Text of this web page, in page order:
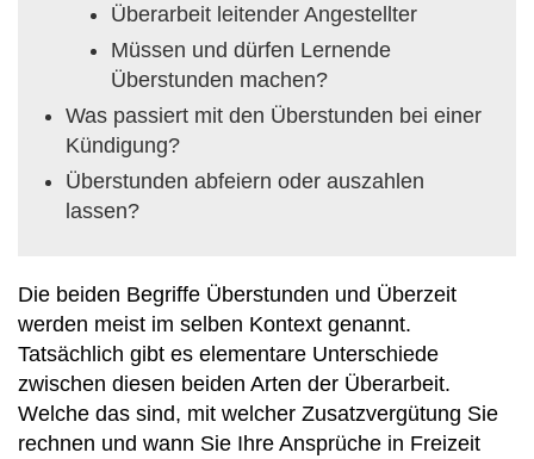
Überarbeit leitender Angestellter
Müssen und dürfen Lernende
Überstunden machen?
Was passiert mit den Überstunden bei einer
Kündigung?
Überstunden abfeiern oder auszahlen
lassen?
Die beiden Begriffe Überstunden und Überzeit
werden meist im selben Kontext genannt.
Tatsächlich gibt es elementare Unterschiede
zwischen diesen beiden Arten der Überarbeit.
Welche das sind, mit welcher Zusatzvergütung Sie
rechnen und wann Sie Ihre Ansprüche in Freizeit